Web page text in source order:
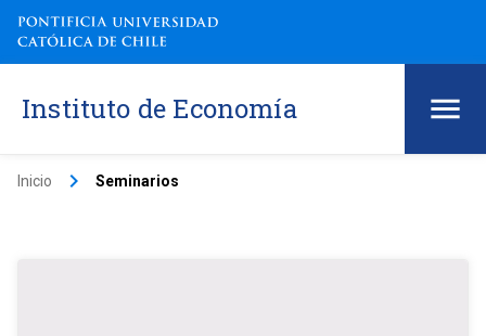
Instituto de Economía
Inicio keyboard_arrow_right Seminarios